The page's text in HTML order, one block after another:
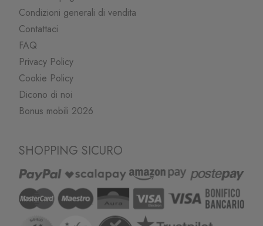
Condizioni generali di vendita
Contattaci
FAQ
Privacy Policy
Cookie Policy
Dicono di noi
Bonus mobili 2026
SHOPPING SICURO